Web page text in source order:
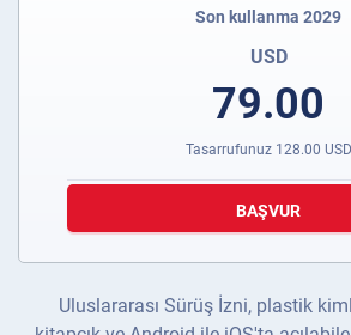
Son kullanma 2029
USD
79.00
Tasarrufunuz 128.00 USD
BAŞVUR
Uluslararası Sürüş İzni, plastik